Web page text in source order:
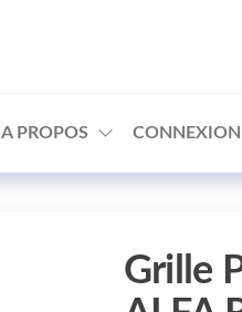
A PROPOS CONNEXION
Grille